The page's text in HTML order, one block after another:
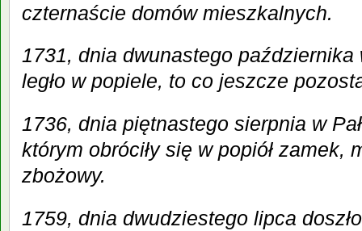
czternaście domów mieszkalnych.
1731, dnia dwunastego
legło w popiele, to co jeszcze
1736, dnia piętnastego sierpnia w
którym obróciły się w popiół zamek,
zbożowy.
1759, dnia dwudziestego lipca